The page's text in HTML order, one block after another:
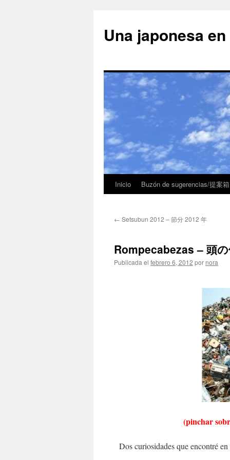
Una japonesa
Inicio Buzón de sugerencias/提案箱
← Setsubun 2012 – 節分 2012 年
Rompecabezas – 頭
Publicada el febrero 6, 2012 por nora
(pinchar
Dos curiosidades que encontré